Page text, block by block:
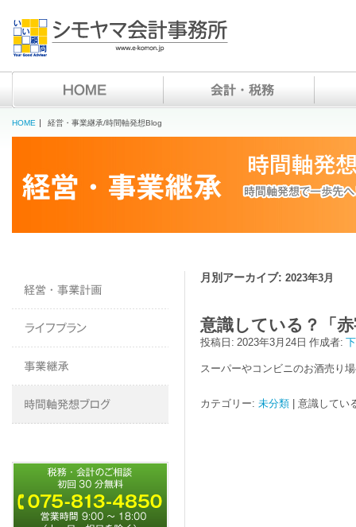
HOME 経営・事業継承/時間軸発想Blog
月別アーカイブ: 2023年3月
意識している？「
投稿日: 2023年3月24日 作成者:
スーパーやコンビニのお酒売り
カテゴリー: 未分類 意識してい